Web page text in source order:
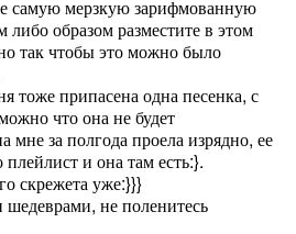
самую мерзкую зарифмованную
либо образом разместите в этом
так чтобы это можно было
тоже припасена одна песенка, с
что она не будет
мне за полгода проела изрядно, ее
и она там есть:}.
скрежета уже:}}}
не поленитесь